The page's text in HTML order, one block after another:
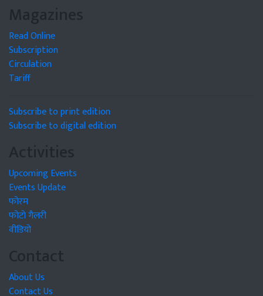
Magazines
Read Online
Subscription
Circulation
Tariff
Subscribe to print edition
Subscribe to digital edition
Activities
Upcoming Events
Events Update
फोरम
फोटो गैलरी
वीडियो
Contact
About Us
Contact Us